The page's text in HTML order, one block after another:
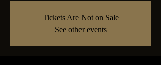
Tickets Are Not on Sale
See other events